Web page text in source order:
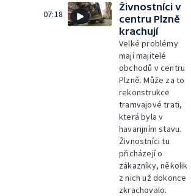
07:18
Živnostníci v
centru Plzně
krachují
Velké problémy
mají majitelé
obchodů v centru
Plzně. Může za to
rekonstrukce
tramvajové trati,
která byla v
havarijním stavu.
Živnostníci tu
přicházejí o
zákazníky, několik
z nich už dokonce
zkrachovalo.